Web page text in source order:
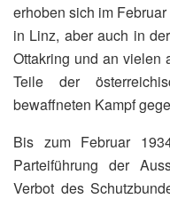
erhoben sich im
in Linz, aber auch in
Ottakring und an vielen
Teile der
bewaffneten Kampf
Bis zum Februar
Parteiführung der
Verbot des